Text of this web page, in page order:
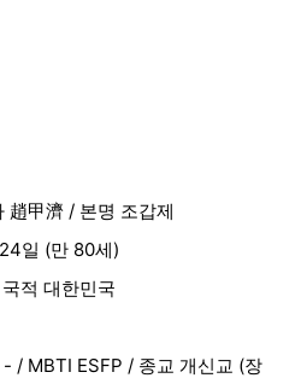
甲濟 / 본명 조갑제
일 (만 80세)
적 대한민국
/ MBTI ESFP / 종교 개신교 (장